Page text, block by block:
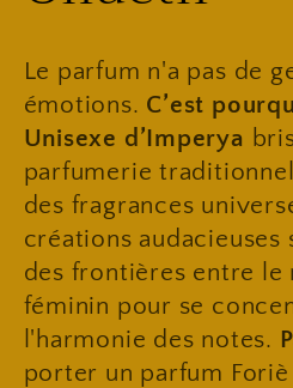
​Le parfum n'a pas de
émotions. C’est
Unisexe d’Imperya
parfumerie
des fragrances
créations audacieuses
des frontières entre le
féminin pour se
l'harmonie des notes.
porter un parfum